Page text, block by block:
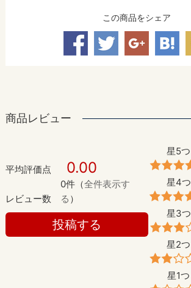
この商品をシェア
商品レビュー
平均評価点 0.00
レビュー数
0件（全件表示す
る ）
投稿する
星5つ
星4つ
星3つ
星2つ
星1つ